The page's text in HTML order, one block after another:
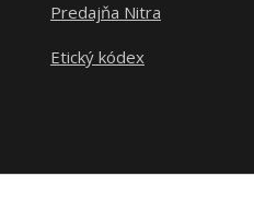
Predajňa Nitra
Etický kódex